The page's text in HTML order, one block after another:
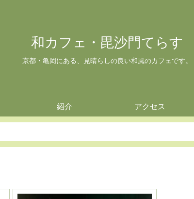
和カフェ・毘沙門てらす
京都・亀岡にある、見晴らしの良い和風のカフェです。
紹介 アクセス